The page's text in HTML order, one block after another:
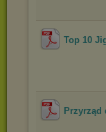
Top 10
Przyrząd